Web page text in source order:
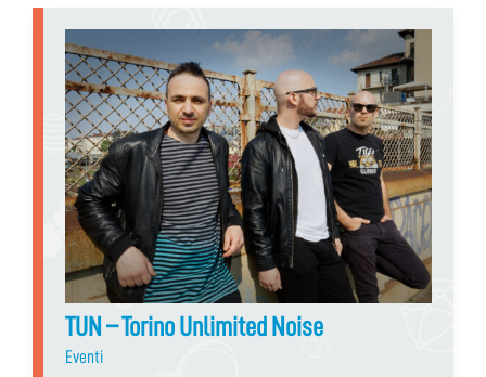
TUN – Torino Unlimited Noise
Eventi